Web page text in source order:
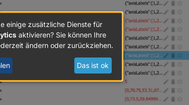
einige zusätzliche Dienste für
aktivieren? Sie können Ihre
ändern oder zurückziehen.
Das ist ok